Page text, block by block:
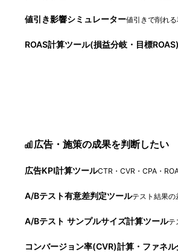
値引き影響シミュレーター
ROAS計算ツール(損益分岐・目標ROAS)
広告・施策の成果を判断したい
広告KPI計算ツールCTR・CVR・CPA・
A/Bテスト有意差判定ツール
A/Bテスト サンプルサイズ計算ツール
コンバージョン率(CVR)計算・ファネ